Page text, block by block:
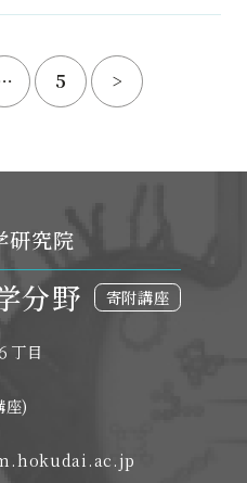
5 >
研究院
分野 寄附講座
丁目
座)